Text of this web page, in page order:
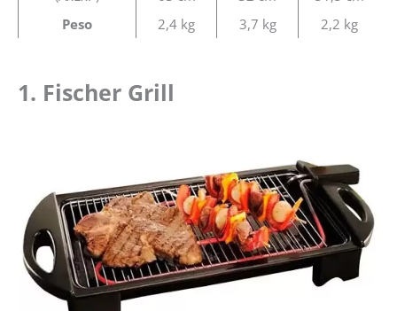
Peso
2,4 kg 3,7 kg 2,2 kg
1. Fischer Grill